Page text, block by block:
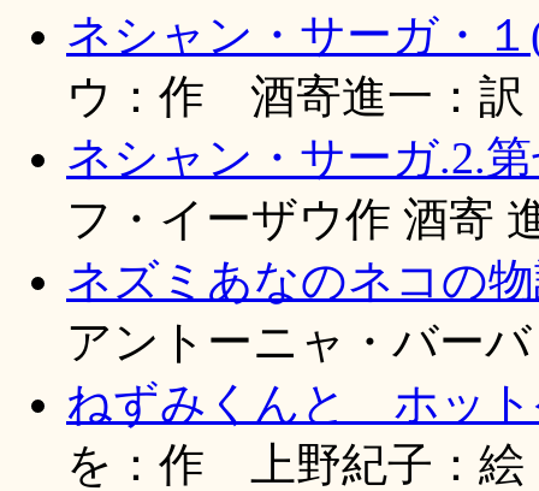
ネシャン・サーガ・１
ウ：作 酒寄進一：
ネシャン・サーガ.2.
フ・イーザウ作 酒寄
ネズミあなのネコの
アントーニャ・バー
ねずみくんと ホット
を：作 上野紀子：